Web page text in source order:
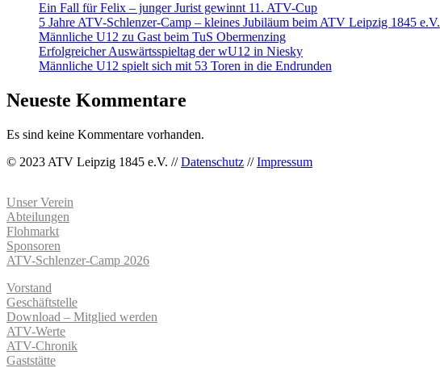
Ein Fall für Felix – junger Jurist gewinnt 11. ATV-Cup
5 Jahre ATV-Schlenzer-Camp – kleines Jubiläum beim ATV Leipzig 1845 e.V.
Männliche U12 zu Gast beim TuS Obermenzing
Erfolgreicher Auswärtsspieltag der wU12 in Niesky
Männliche U12 spielt sich mit 53 Toren in die Endrunden
Neueste Kommentare
Es sind keine Kommentare vorhanden.
© 2023 ATV Leipzig 1845 e.V. //Datenschutz //Impressum
Unser Verein
Abteilungen
Flohmarkt
Sponsoren
ATV-Schlenzer-Camp 2026
Vorstand
Geschäftstelle
Download – Mitglied werden
ATV-Werte
ATV-Chronik
Gaststätte